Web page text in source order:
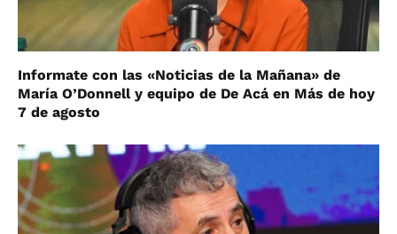
Informate con las «Noticias de la Mañana» de
María O’Donnell y equipo de De Acá en Más de hoy
7 de agosto